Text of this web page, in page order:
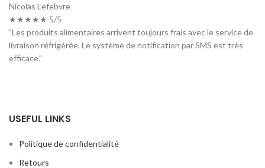
Nicolas Lefebvre
★★★★★ 5/5
"Les produits alimentaires arrivent toujours frais avec le service de
livraison réfrigérée. Le système de notification par SMS est très
efficace."
USEFUL LINKS
Politique de confidentialité
Retours